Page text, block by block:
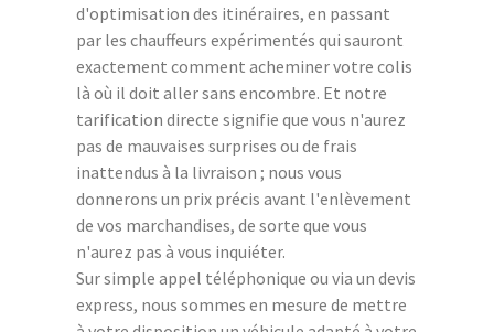
d'optimisation des itinéraires, en passant
par les chauffeurs expérimentés qui sauront
exactement comment acheminer votre colis
là où il doit aller sans encombre. Et notre
tarification directe signifie que vous n'aurez
pas de mauvaises surprises ou de frais
inattendus à la livraison ; nous vous
donnerons un prix précis avant l'enlèvement
de vos marchandises, de sorte que vous
n'aurez pas à vous inquiéter.
Sur simple appel téléphonique ou via un devis
express, nous sommes en mesure de mettre